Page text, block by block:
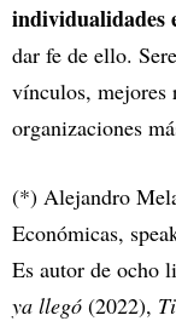
individualidades
dar fe de ello.
vínculos, mejores
organizaciones
(*) Alejandro
Económicas,
Es autor de ocho
ya llegó (2022),